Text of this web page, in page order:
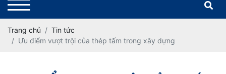
Trang chủ
Tin tức
Ưu điểm vượt trội của thép tấm trong xây dựng